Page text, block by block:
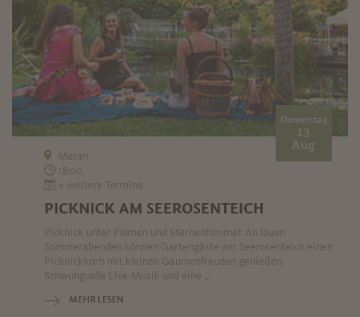
Donnerstag
13
Aug
Meran
18:00
+ weitere Termine
PICKNICK AM SEEROSENTEICH
Picknick unter Palmen und Sternenhimmel: An lauen
Sommerabenden können Gartengäste am Seerosenteich einen
Picknickkorb mit kleinen Gaumenfreuden genießen.
Schwungvolle Live-Musik und eine ...
MEHR LESEN